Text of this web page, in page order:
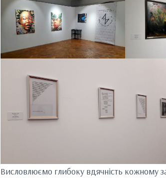
Висловлюємо глибоку вдячність кожному